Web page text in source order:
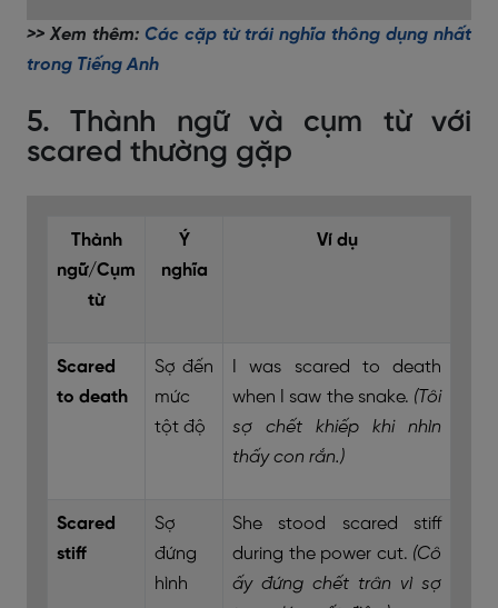
>> Xem thêm: Các cặp từ trái nghĩa thông dụng nhất
trong Tiếng Anh
5. Thành ngữ và cụm từ với
scared thường gặp
Thành
ngữ/Cụm
từ
Ý
nghĩa
Ví dụ
Scared
to death
Sợ đến
mức
tột độ
I was scared to death
when I saw the snake. (Tôi
sợ chết khiếp khi nhìn
thấy con rắn.)
Scared
stiff
Sợ
đứng
hình
She stood scared stiff
during the power cut. (Cô
ấy đứng chết trân vì sợ